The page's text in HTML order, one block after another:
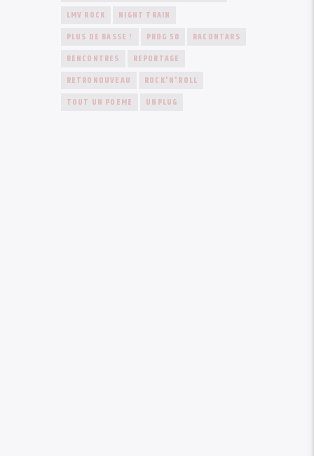
LMV ROCK
NIGHT TRAIN
PLUS DE BASSE !
PROG 50
RACONTARS
RENCONTRES
REPORTAGE
RETRONOUVEAU
ROCK'N'ROLL
TOUT UN POÈME
UNPLUG